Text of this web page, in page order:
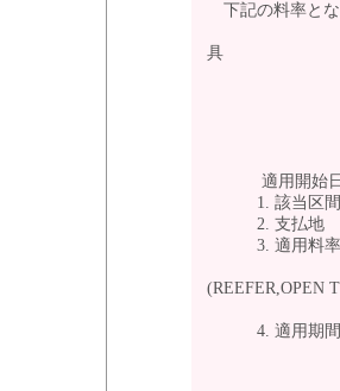
下記の料率とな
具
適用開始日
1. 該当区
2. 支払地
3. 適用料率
(REEFER,OPEN
4. 適用期間